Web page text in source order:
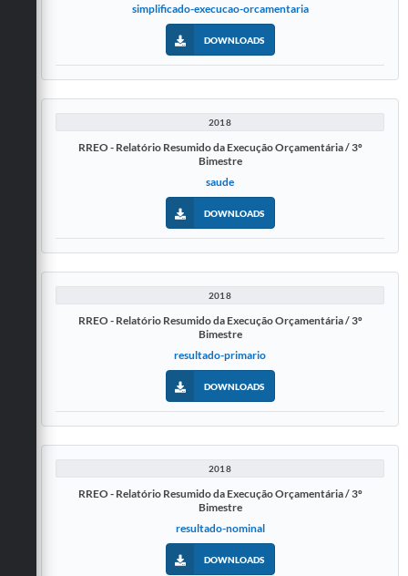
simplificado-execucao-orcamentaria
DOWNLOADS
2018
RREO - Relatório Resumido da Execução Orçamentária / 3º
Bimestre
saude
DOWNLOADS
2018
RREO - Relatório Resumido da Execução Orçamentária / 3º
Bimestre
resultado-primario
DOWNLOADS
2018
RREO - Relatório Resumido da Execução Orçamentária / 3º
Bimestre
resultado-nominal
DOWNLOADS